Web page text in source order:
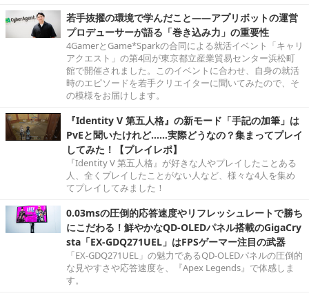
若手抜擢の環境で学んだこと――アプリボットの運営
プロデューサーが語る「巻き込み力」の重要性
4GamerとGame*Sparkの合同による就活イベント「キャリ
アクエスト」の第4回が東京都立産業貿易センター浜松町
館で開催されました。このイベントに合わせ、自身の就活
時のエピソードを若手クリエイターに聞いてみたので、そ
の模様をお届けします。
『Identity V 第五人格』の新モード「手記の加筆」は
PvEと聞いたけれど……実際どうなの？集まってプレイ
してみた！【プレイレポ】
『Identity V 第五人格』が好きな人やプレイしたことある
人、全くプレイしたことがない人など、様々な4人を集め
てプレイしてみました！
0.03msの圧倒的応答速度やリフレッシュレートで勝ち
にこだわる！鮮やかなQD-OLEDパネル搭載のGigaCry
sta「EX-GDQ271UEL」はFPSゲーマー注目の武器
「EX-GDQ271UEL」の魅力であるQD-OLEDパネルの圧倒的
な見やすさや応答速度を、『Apex Legends』で体感しま
す。